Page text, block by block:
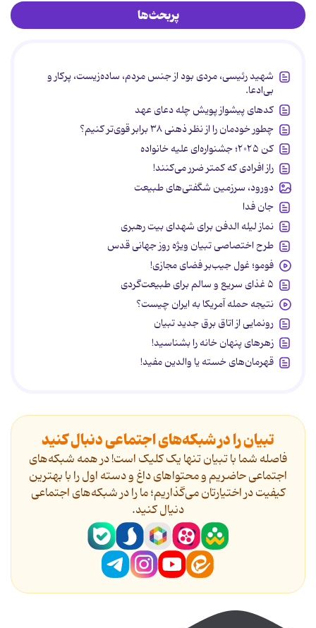
پربحث‌ها
شهید رئیسی، مردی بود از جنس مردم، ساده‌زیست، پرکار و
بی‌ادعا.
کدهای پیشواز پویش چله دعای عهد
چطور خودمان را از نظر ذهنی ۳۸ برابر قوی‌تر کنیم؟
کن ۲۰۲۵؛ جشنواره‌ای علیه خانواده
راز افرادی که کمتر ضرر می‌کنند!
دورود، سرزمین شگفتی‌های طبیعت
جان فدا
نماز لیله الدفن برای شهدای بیت رهبری
طرح اختصاصی تبیان ویژه روز جهانی قدس
فومو؛ غول جیب‌بر فضای مجازی!
۵ غذای سریع و سالم برای طبیعت‌گردی
نتیجه حمله آمریکا به ایران چیست؟
رونمایی از اتاق برق جدید تبیان
زهرهای پنهان خانه را بشناسید!
قهرمان‌های خسته یا والدین مفید!
تبیان را در شبکه‌های اجتماعی دنبال کنید
فاصله شما با تبیان تنها یک کلیک است! در همه شبکه‌های
اجتماعی حاضریم و محتواهای داغ و دسته اول را با بهترین
کیفیت در اختیارتان می‌گذاریم؛ ما را در شبکه‌های اجتماعی
دنیال کنید.